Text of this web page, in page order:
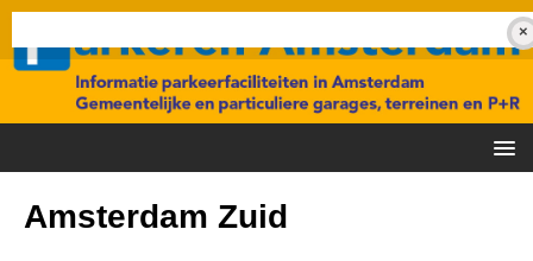
Amsterdam Zuid